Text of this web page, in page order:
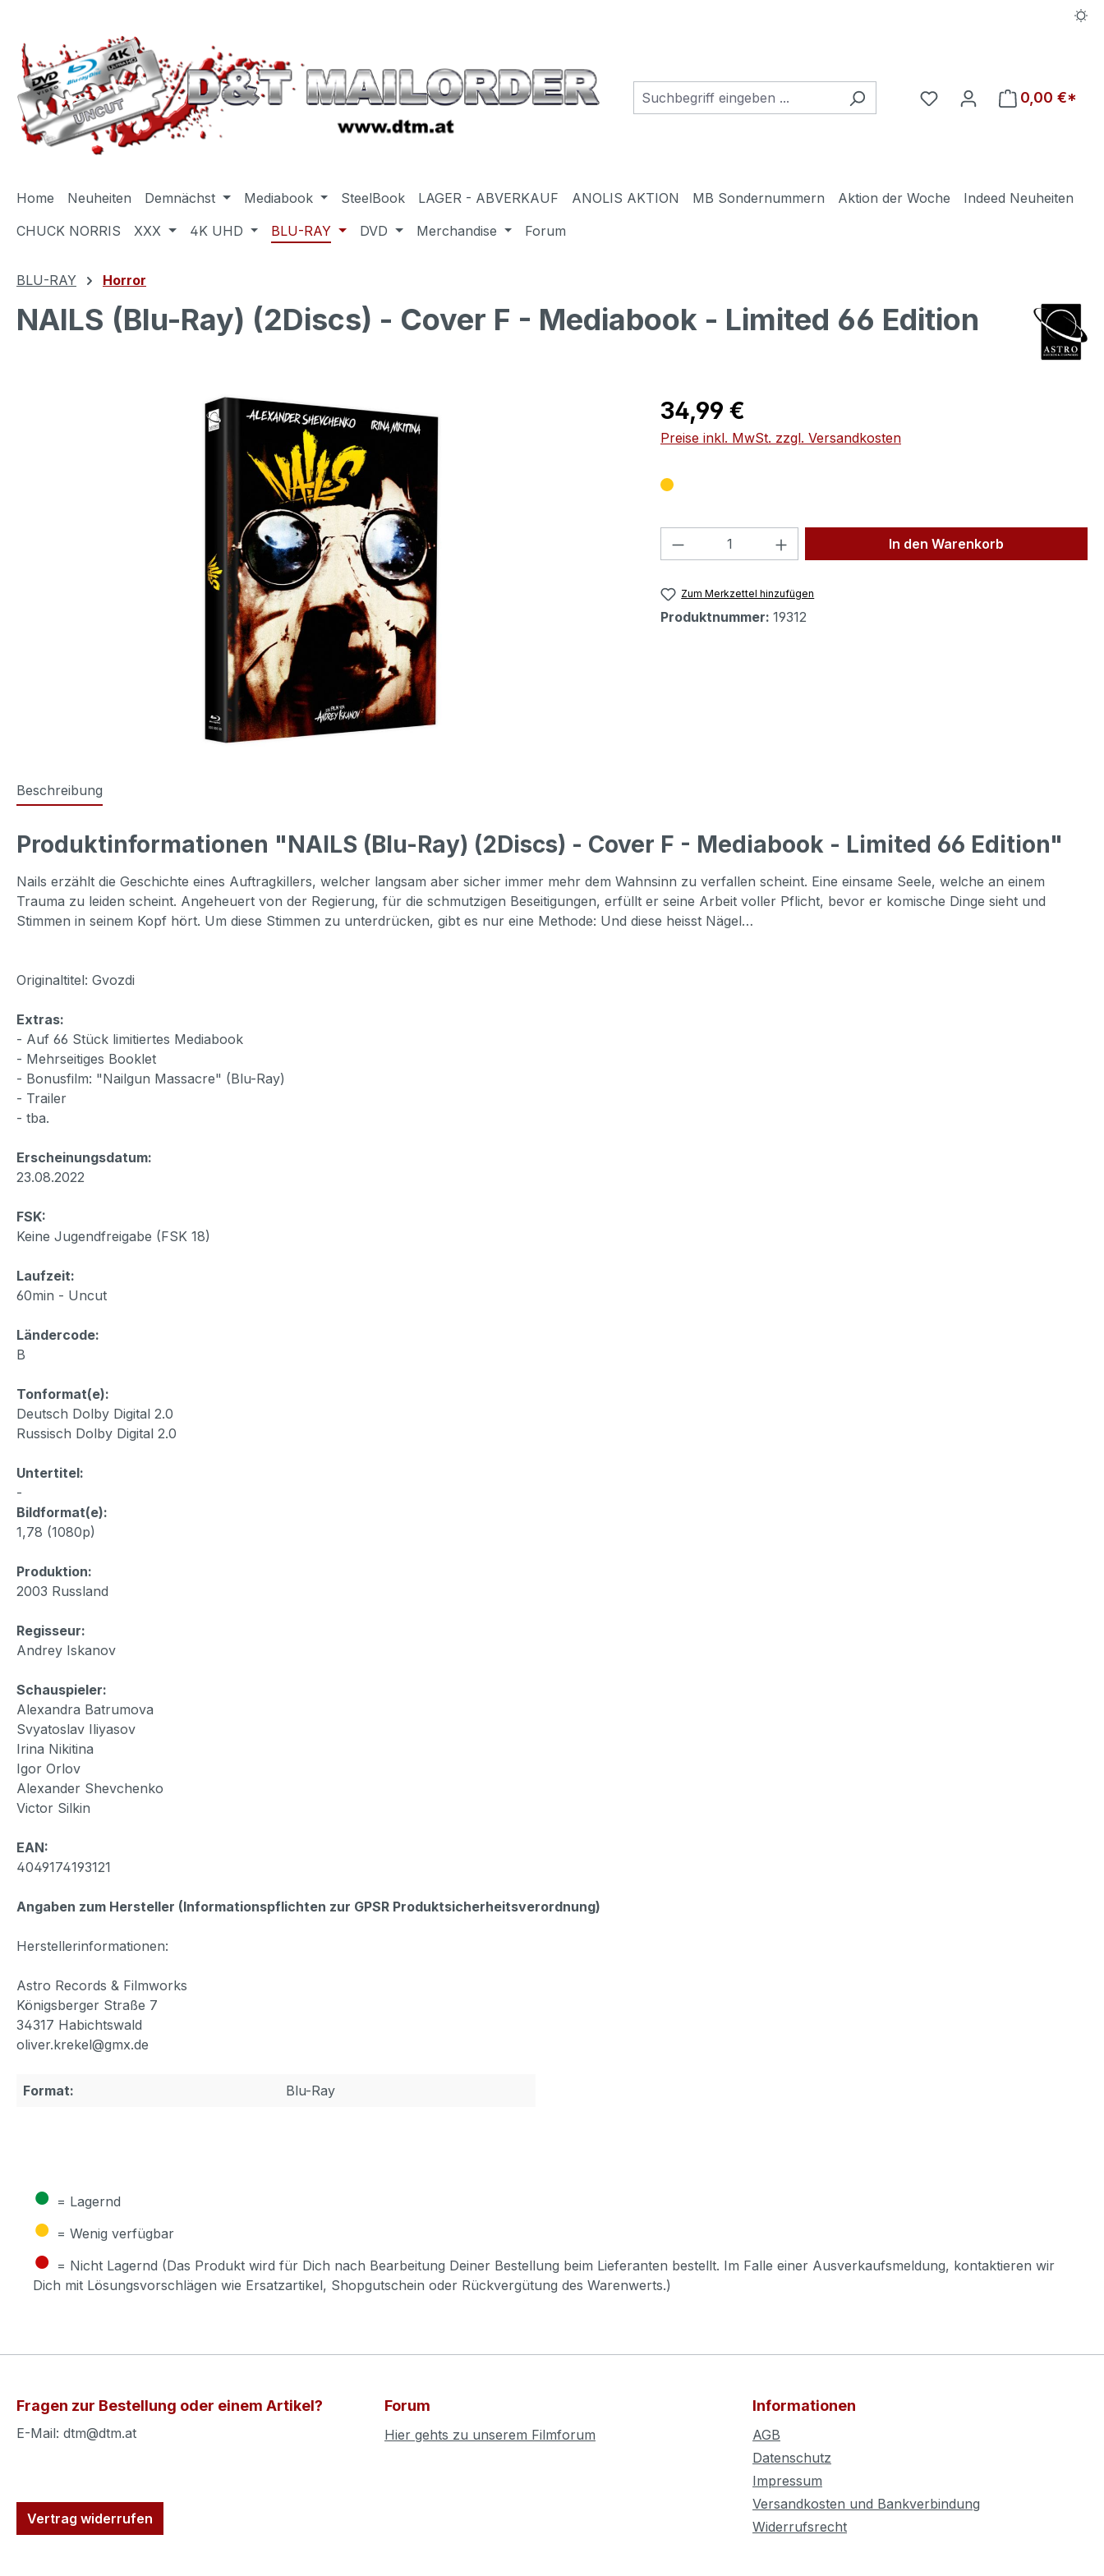
Du hast 0 Produkte auf
0,00 €*
Home Neuheiten Demnächst Mediabook SteelBook LAGER - ABVERKAUF ANOLIS AKTION MB Sondernummern Aktion der Woche
Indeed Neuheiten
CHUCK NORRIS
XXX 4K UHD BLU-RAY DVD Merchandise Forum
BLU-RAY Horror
NAILS (Blu-Ray) (2Discs) - Cover F - Mediabook - Limited 66 Edition
Regulärer Preis:
34,99 €
Preise inkl. MwSt. zzgl. Versandkosten
Produkt Anzahl: Gib den gewünschten Wert
In den Warenkorb
Zum Merkzettel hinzufügen
Produktnummer: 19312
Beschreibung
Produktinformationen "NAILS (Blu-Ray) (2Discs) - Cover F - Mediabook - Limited 66 Edition"
Nails erzählt die Geschichte eines Auftragkillers, welcher langsam aber sicher immer mehr dem Wahnsinn zu verfallen scheint. Eine einsame Seele, welche an einem
Trauma zu leiden scheint. Angeheuert von der Regierung, für die schmutzigen Beseitigungen, erfüllt er seine Arbeit voller Pflicht, bevor er komische Dinge sieht und
Stimmen in seinem Kopf hört. Um diese Stimmen zu unterdrücken, gibt es nur eine Methode: Und diese heisst Nägel…
Originaltitel: Gvozdi
Extras:
- Auf 66 Stück limitiertes Mediabook
- Mehrseitiges Booklet
- Bonusfilm: "Nailgun Massacre" (Blu-Ray)
- Trailer
- tba.
Erscheinungsdatum:
23.08.2022
FSK:
Keine Jugendfreigabe (FSK 18)
Laufzeit:
60min - Uncut
Ländercode:
B
Tonformat(e):
Deutsch Dolby Digital 2.0
Russisch Dolby Digital 2.0
Untertitel:
-
Bildformat(e):
1,78 (1080p)
Produktion:
2003 Russland
Regisseur:
Andrey Iskanov
Schauspieler:
Alexandra Batrumova
Svyatoslav Iliyasov
Irina Nikitina
Igor Orlov
Alexander Shevchenko
Victor Silkin
EAN:
4049174193121
Angaben zum Hersteller (Informationspflichten zur GPSR Produktsicherheitsverordnung)
Herstellerinformationen:
Astro Records & Filmworks
Königsberger Straße 7
34317 Habichtswald
oliver.krekel@gmx.de
Format: Blu-Ray
● = Lagernd
● = Wenig verfügbar
● = Nicht Lagernd (Das Produkt wird für Dich nach Bearbeitung Deiner Bestellung beim Lieferanten bestellt. Im Falle einer Ausverkaufsmeldung, kontaktieren wir
Dich mit Lösungsvorschlägen wie Ersatzartikel, Shopgutschein oder Rückvergütung des Warenwerts.)
Fragen zur Bestellung oder einem Artikel?
E-Mail: dtm@dtm.at
Vertrag widerrufen
Forum
Hier gehts zu unserem Filmforum
Informationen
AGB
Datenschutz
Impressum
Versandkosten und Bankverbindung
Widerrufsrecht